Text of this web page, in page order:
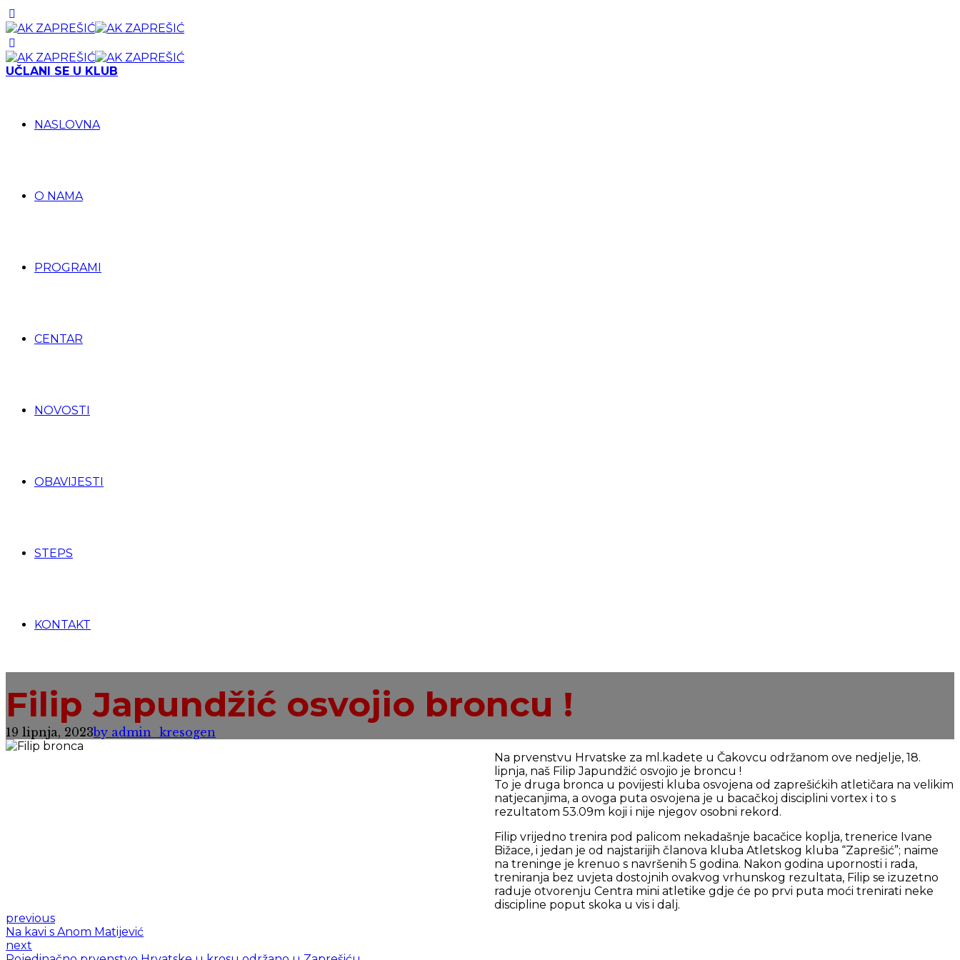
UČLANI SE U KLUB
NASLOVNA
O NAMA
PROGRAMI
CENTAR
NOVOSTI
OBAVIJESTI
STEPS
KONTAKT
Filip Japundžić osvojio broncu !
19 lipnja, 2023by admin_kresogen
Na prvenstvu Hrvatske za ml.kadete u Čakovcu održanom ove nedjelje, 18.
lipnja, naš Filip Japundžić osvojio je broncu !
To je druga bronca u povijesti kluba osvojena od zaprešićkih atletičara na velikim
natjecanjima, a ovoga puta osvojena je u bacačkoj disciplini vortex i to s
rezultatom 53.09m koji i nije njegov osobni rekord.
Filip vrijedno trenira pod palicom nekadašnje bacačice koplja, trenerice Ivane
Bižace, i jedan je od najstarijih članova kluba Atletskog kluba “Zaprešić”; naime
na treninge je krenuo s navršenih 5 godina. Nakon godina upornosti i rada,
treniranja bez uvjeta dostojnih ovakvog vrhunskog rezultata, Filip se izuzetno
raduje otvorenju Centra mini atletike gdje će po prvi puta moći trenirati neke
discipline poput skoka u vis i dalj.
previous
Na kavi s Anom Matijević
next